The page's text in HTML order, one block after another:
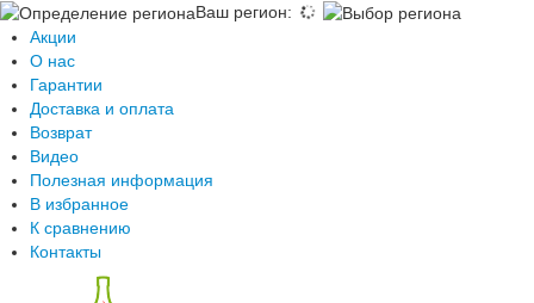
Ваш регион:
Акции
О нас
Гарантии
Доставка и оплата
Возврат
Видео
Полезная информация
В избранное
К сравнению
Контакты